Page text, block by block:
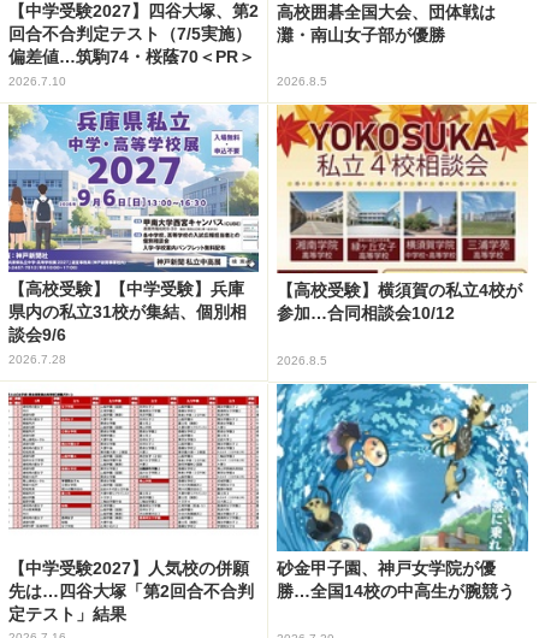
【中学受験2027】四谷大塚、第2
回合不合判定テスト（7/5実施）
偏差値…筑駒74・桜蔭70＜PR＞
2026.7.10
高校囲碁全国大会、団体戦は
灘・南山女子部が優勝
2026.8.5
【高校受験】【中学受験】兵庫
県内の私立31校が集結、個別相
談会9/6
2026.7.28
【高校受験】横須賀の私立4校が
参加…合同相談会10/12
2026.8.5
【中学受験2027】人気校の併願
先は…四谷大塚「第2回合不合判
定テスト」結果
砂金甲子園、神戸女学院が優
勝…全国14校の中高生が腕競う